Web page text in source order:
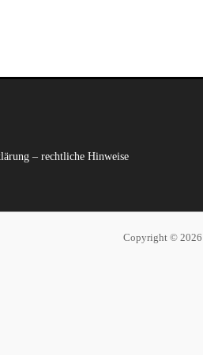
– rechtliche Hinweise
Copyright © 2026